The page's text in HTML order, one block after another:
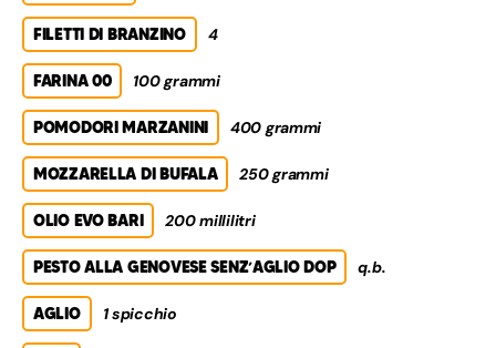
FILETTI DI BRANZINO 4
FARINA 00 100 grammi
POMODORI MARZANINI 400 grammi
MOZZARELLA DI BUFALA 250 grammi
OLIO EVO BARI 200 millilitri
PESTO ALLA GENOVESE SENZ’AGLIO DOP q.b.
AGLIO 1 spicchio